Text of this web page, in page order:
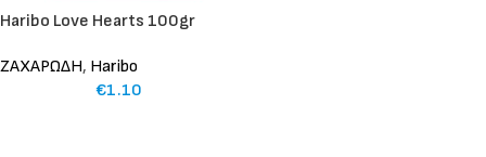
Haribo Love Hearts 100gr
ΖΑΧΑΡΩΔΗ, Haribo
€1.10